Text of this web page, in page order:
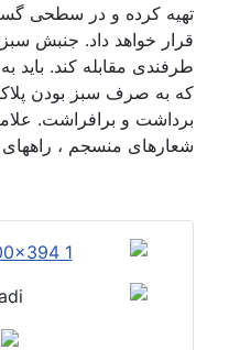
تهیه کرده و در سطحی
قرار خواهد داد. جنبش سبز
طرفندی مقابله کند.
که به صرف سبز بودن
برداشت و برافراشت.
شعارهای منسجم ، راههای